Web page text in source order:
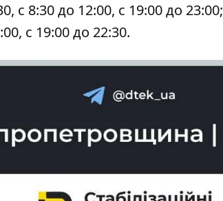
с 8:30 до 12:00, с 19:00 до 23:00;
с 19:00 до 22:30.